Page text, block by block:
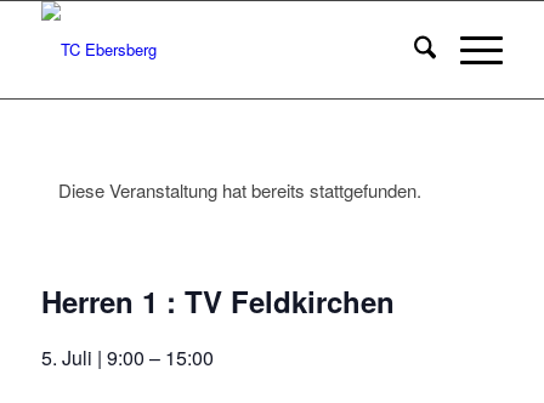
Diese Veranstaltung hat bereits stattgefunden.
Herren 1 : TV Feldkirchen
5. Juli | 9:00 – 15:00